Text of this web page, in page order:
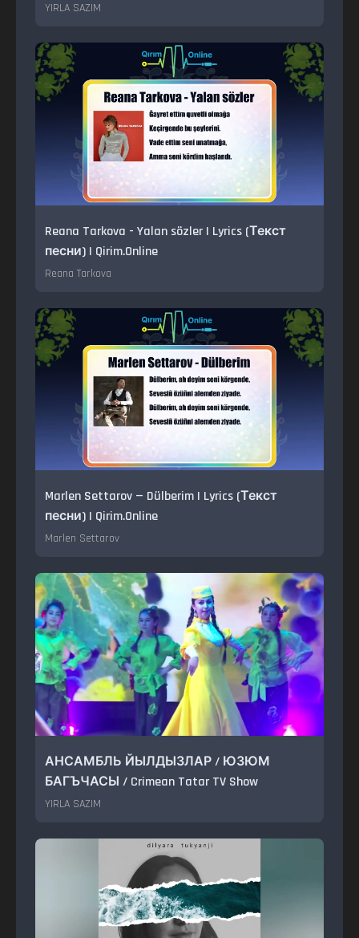
YIRLA SAZIM
Reana Tarkova - Yalan sözler | Lyrics (Текст
песни) | Qirim.Online
Reana Tarkova
Marlen Settarov — Dülberim | Lyrics (Текст
песни) | Qirim.Online
Marlen Settarov
АНСАМБЛЬ ЙЫЛДЫЗЛАР / ЮЗЮМ
БАГЪЧАСЫ / Crimean Tatar TV Show
YIRLA SAZIM